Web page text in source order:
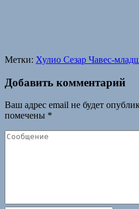
Метки: Хулио Сезар Чавес-
Добавить комментарий
Ваш адрес email не будет
помечены *